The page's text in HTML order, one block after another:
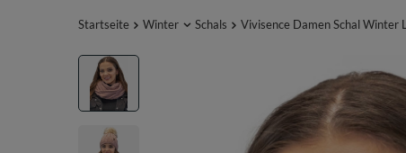
Startseite Winter Schals Vivisence Damen Schal Winter